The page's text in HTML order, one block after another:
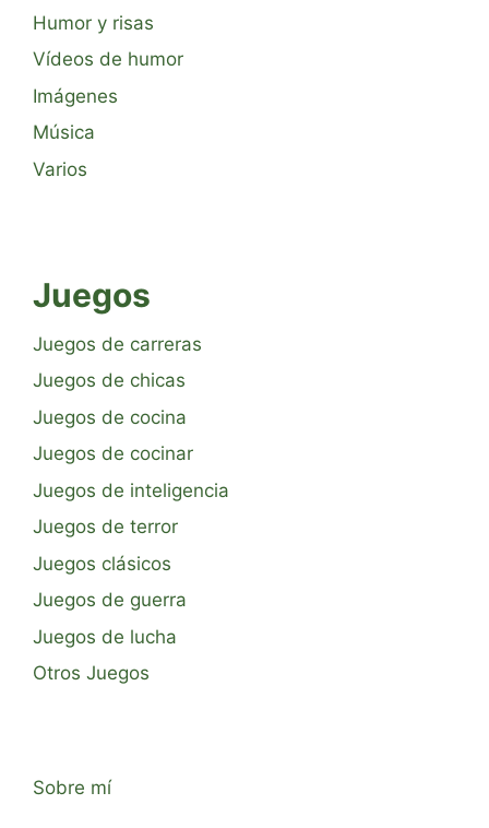
Humor y risas
Vídeos de humor
Imágenes
Música
Varios
Juegos
Juegos de carreras
Juegos de chicas
Juegos de cocina
Juegos de cocinar
Juegos de inteligencia
Juegos de terror
Juegos clásicos
Juegos de guerra
Juegos de lucha
Otros Juegos
Sobre mí